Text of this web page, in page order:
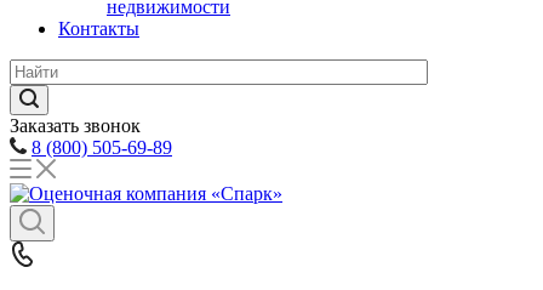
недвижимости
Контакты
Заказать звонок
8 (800) 505-69-89